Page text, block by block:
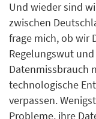
Und wieder sind
zwischen
frage mich, ob wir
Regelungswut
Datenmissbrauch
technologische
verpassen.
Probleme, ihre